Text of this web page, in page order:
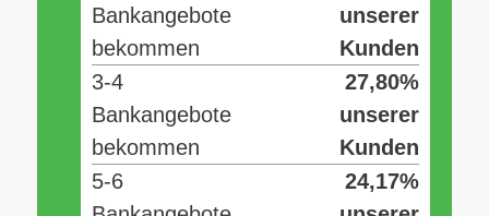
Bankangebote
bekommen
unserer
Kunden
3-4
Bankangebote
bekommen
27,80%
unserer
Kunden
5-6
24,17%